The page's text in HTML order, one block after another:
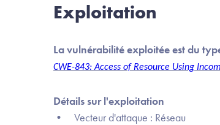
Exploitation
La vulnérabilité exploitée est du
CWE-843: Access of Resource Using
Détails sur l'exploitation
• Vecteur d'attaque : Réseau